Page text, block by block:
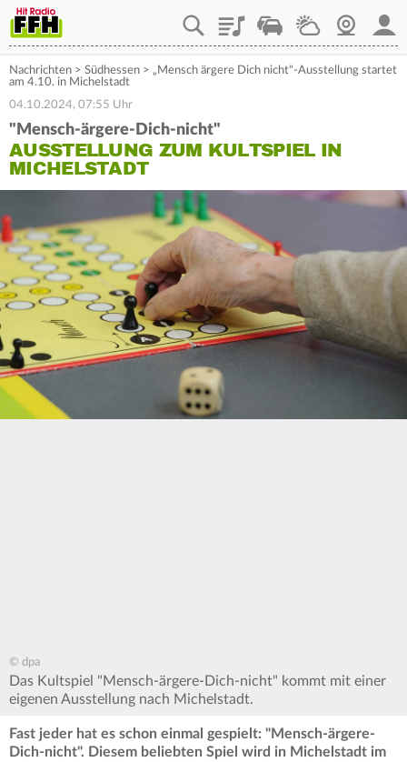
PlaylistStaupilotWetterWebcam
Nachrichten > Südhessen > „Mensch ärgere Dich nicht"-Ausstellung startet
am 4.10. in Michelstadt
04.10.2024, 07:55 Uhr
"Mensch-ärgere-Dich-nicht"
AUSSTELLUNG ZUM KULTSPIEL IN
MICHELSTADT
© dpa
Das Kultspiel "Mensch-ärgere-Dich-nicht" kommt mit einer
eigenen Ausstellung nach Michelstadt.
Fast jeder hat es schon einmal gespielt: "Mensch-ärgere-
Dich-nicht". Diesem beliebten Spiel wird in Michelstadt im